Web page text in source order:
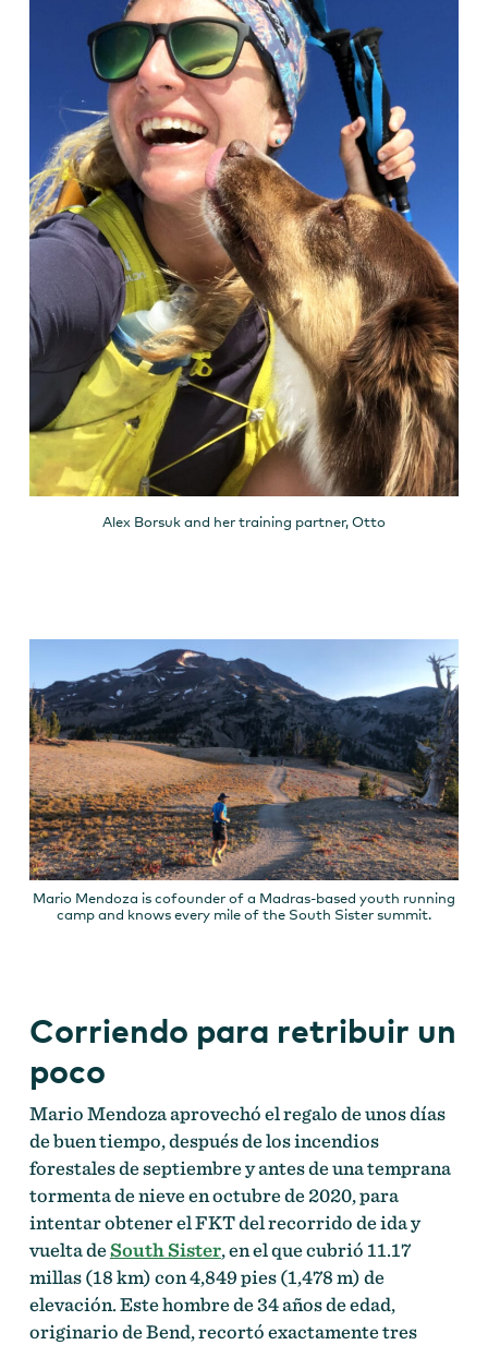
Alex Borsuk and her training partner, Otto
Mario Mendoza is cofounder of a Madras-based youth running
camp and knows every mile of the South Sister summit.
Corriendo para retribuir un
poco
Mario Mendoza aprovechó el regalo de unos días
de buen tiempo, después de los incendios
forestales de septiembre y antes de una temprana
tormenta de nieve en octubre de 2020, para
intentar obtener el FKT del recorrido de ida y
vuelta deSouth Sister, en el que cubrió 11.17
millas (18 km) con 4,849 pies (1,478 m) de
elevación. Este hombre de 34 años de edad,
originario de Bend, recortó exactamente tres